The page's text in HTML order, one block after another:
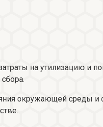
на утилизацию и
окружающей среды